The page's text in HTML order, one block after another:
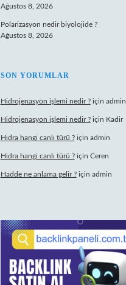
Ağustos 8, 2026
Polarizasyon nedir biyolojide ?
Ağustos 8, 2026
SON YORUMLAR
Hidrojenasyon işlemi nedir ?için admin
Hidrojenasyon işlemi nedir ?için Kadir
Hidra hangi canlı türü ?için admin
Hidra hangi canlı türü ?için Ceren
Hadde ne anlama gelir ?için admin